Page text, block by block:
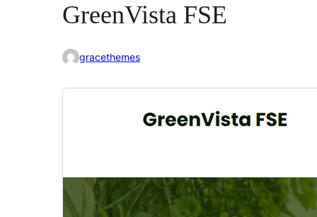
GreenVista FSE
gracethemes